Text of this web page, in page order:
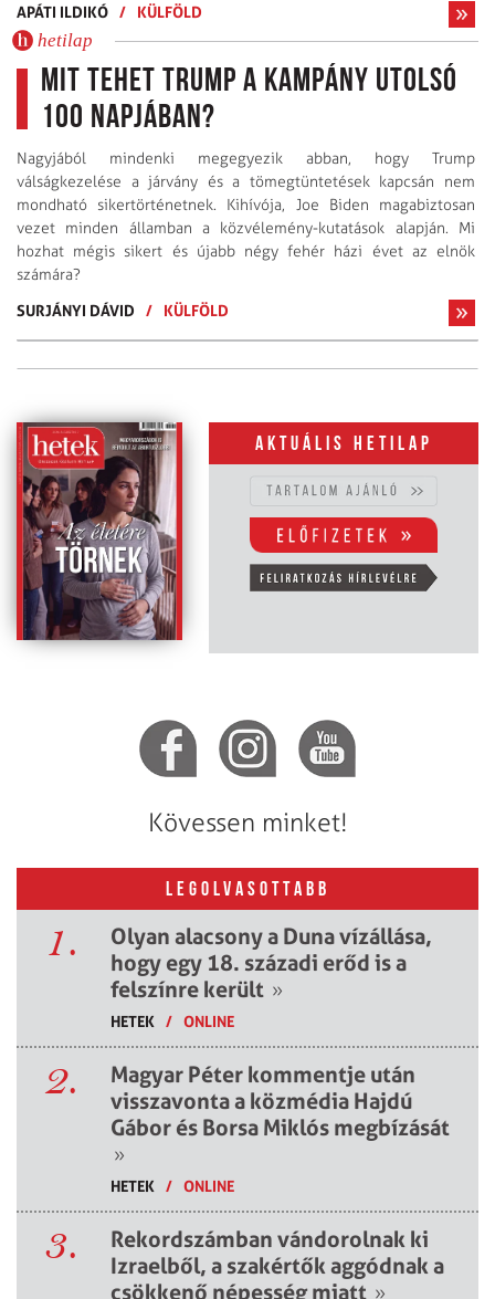
APÁTI ILDIKÓ / KÜLFÖLD
hetilap
Mit tehet Trump a kampány utolsó
100 napjában?
Nagyjából mindenki megegyezik abban, hogy Trump
válságkezelése a járvány és a tömegtüntetések kapcsán nem
mondható sikertörténetnek. Kihívója, Joe Biden magabiztosan
vezet minden államban a közvélemény-kutatások alapján. Mi
hozhat mégis sikert és újabb négy fehér házi évet az elnök
számára?
SURJÁNYI DÁVID
/ KÜLFÖLD
Aktuális hetilap
Kövessen minket!
LEGOLVASOTTABB
1.
Olyan alacsony a Duna vízállása,
hogy egy 18. századi erőd is a
felszínre került »
HETEK / ONLINE
2.
Magyar Péter kommentje után
visszavonta a közmédia Hajdú
Gábor és Borsa Miklós megbízását
»
HETEK / ONLINE
3.
Rekordszámban vándorolnak ki
Izraelből, a szakértők aggódnak a
csökkenő népesség miatt »